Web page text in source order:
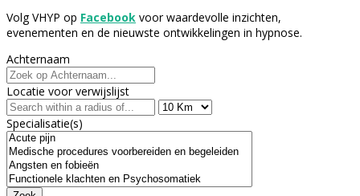
Volg VHYP op Facebook voor waardevolle inzichten,
evenementen en de nieuwste ontwikkelingen in hypnose.
Achternaam
Locatie voor verwijslijst
Specialisatie(s)